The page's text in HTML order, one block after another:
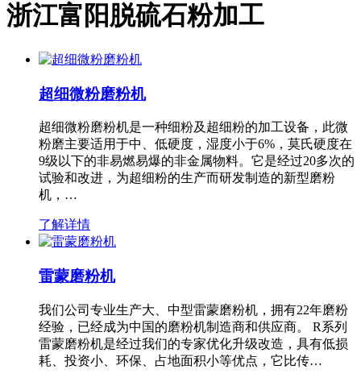
浙江富阳脱硫石粉加工
超细微粉磨粉机
超细微粉磨粉机是一种细粉及超细粉的加工设备，此微
粉磨主要适用于中、低硬度，湿度小于6%，莫氏硬度在
9级以下的非易燃易爆的非金属物料。它是经过20多次的
试验和改进，为超细粉的生产而研发制造的新型磨粉
机，…
了解详情
雷蒙磨粉机
我们公司专业生产大、中型雷蒙磨粉机，拥有22年磨粉
经验，已经成为中国的磨粉机制造商和供应商。 R系列
雷蒙磨粉机是经过我们的专家优化升级改造，具有低损
耗、投资小、环保、占地面积小等优点，它比传…